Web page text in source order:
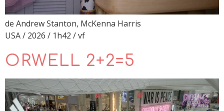
de Andrew Stanton, McKenna Harris
USA / 2026 / 1h42 / vf
ORWELL 2+2=5